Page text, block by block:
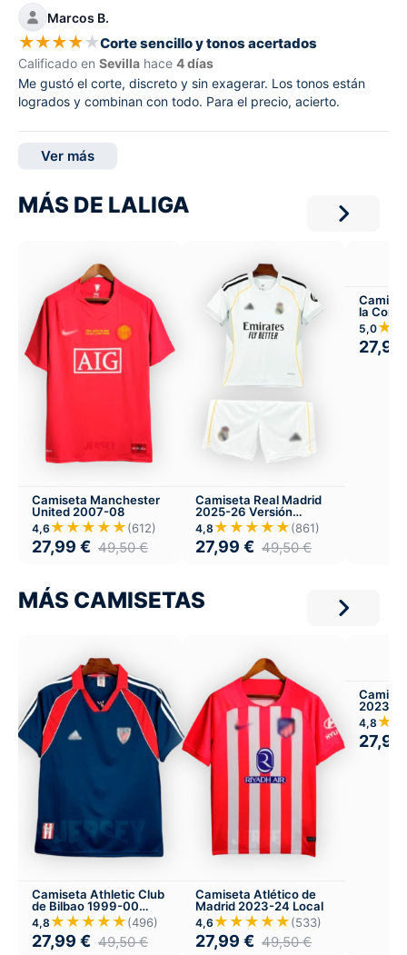
Marcos B.
★★★★★Corte sencillo y tonos acertados
Calificado en Sevilla hace 4 días
Me gustó el corte, discreto y sin exagerar. Los tonos están
logrados y combinan con todo. Para el precio, acierto.
Ver más
MÁS DE LALIGA
Camiseta Manchester
United 2007-08
4,6 ★★★★★(612)
27,99 € 49,50€
Camiseta Real Madrid
2025-26 Versión
Infantil Local
4,8 ★★★★★(861)
27,99 € 49,50€
la
5,0
27,99
MÁS CAMISETAS
Camiseta Athletic Club
de Bilbao 1999-00
Visitante
4,8 ★★★★★(496)
27,99 € 49,50€
Camiseta Atlético de
Madrid 2023-24 Local
4,6 ★★★★★(533)
27,99 € 49,50€
2023-
4,8
27,99